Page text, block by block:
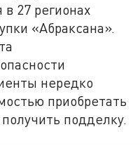
27 регионах
«Абраксана».
нередко
приобретать
подделку.